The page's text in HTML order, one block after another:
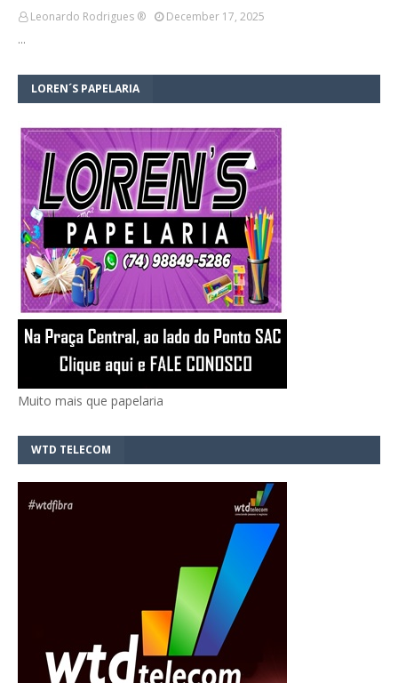
Leonardo Rodrigues ®
December 17, 2025
…
LOREN´S PAPELARIA
Muito mais que papelaria
WTD TELECOM